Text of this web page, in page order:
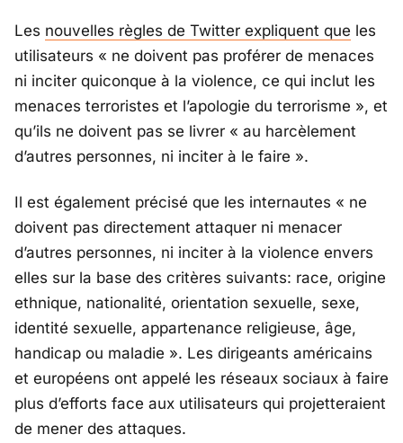
Les nouvelles règles de Twitter expliquent que les
utilisateurs « ne doivent pas proférer de menaces
ni inciter quiconque à la violence, ce qui inclut les
menaces terroristes et l’apologie du terrorisme », et
qu’ils ne doivent pas se livrer « au harcèlement
d’autres personnes, ni inciter à le faire ».
Il est également précisé que les internautes « ne
doivent pas directement attaquer ni menacer
d’autres personnes, ni inciter à la violence envers
elles sur la base des critères suivants: race, origine
ethnique, nationalité, orientation sexuelle, sexe,
identité sexuelle, appartenance religieuse, âge,
handicap ou maladie ». Les dirigeants américains
et européens ont appelé les réseaux sociaux à faire
plus d’efforts face aux utilisateurs qui projetteraient
de mener des attaques.